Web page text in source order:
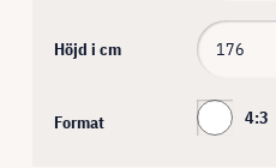
Höjd i cm
Format 4:3